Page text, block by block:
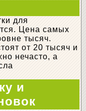
для
Цена самых
тысяч.
от 20 тысяч и
нечасто, а
и